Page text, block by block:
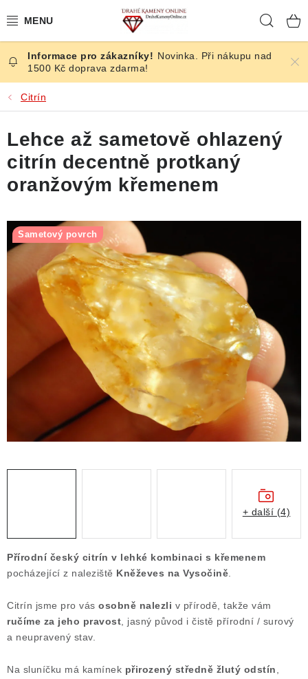
na
ČESKÉ KAMENY
ŠPERKY
KAMENY ZE SVĚTA
BROUŠENÉ
ÚČINKY
KRYSTALY
ČLÁNKY
NALEZIŠTĚ
VIDEOGALERIE
Výkup minerálů a drahých kamenů
Formulář pro odstoupení od smlouvy
Poučení o právu na odstoupení od smlouvy
Novinka. Při nákupu nad
1500 Kč doprava zdarma!
Citrín
Přírodní český citrín v lehké kombinaci s křemenem
pocházející z naleziště Kněževes na Vysočině
Citrín jsme pro vás osobně nalezli v přírodě, takže vám
ručíme za jeho pravost , jasný původ i čistě přírodní / surový
a neupravený stav.
Na sluníčku má kamínek přirozený středně žlutý odstín
Lehce až sametově ohlazený
citrín decentně protkaný
oranžovým křemenem
Sametový povrch
+ další (4)